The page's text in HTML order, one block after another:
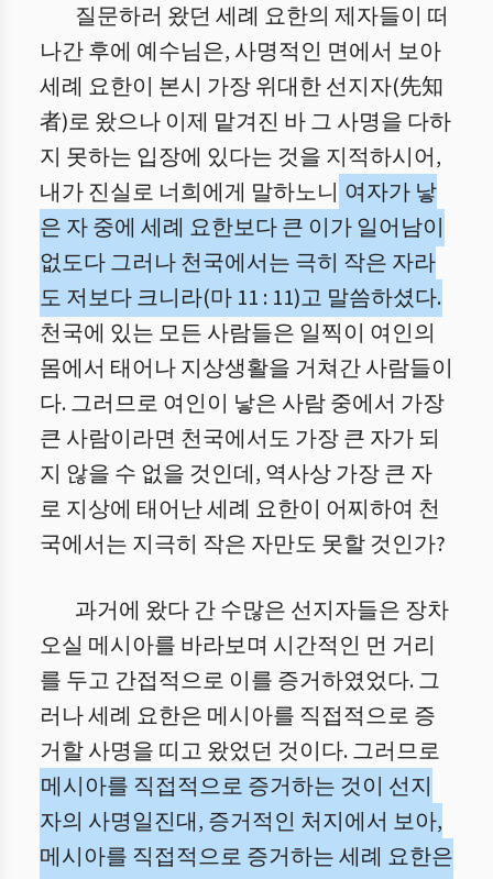
질문하러 왔던 세례 요한의 제자들이 떠
나간 후에 예수님은, 사명적인 면에서 보아
세례 요한이 본시 가장 위대한 선지자(先知
者)로 왔으나 이제 맡겨진 바 그 사명을 다하
지 못하는 입장에 있다는 것을 지적하시어,
내가 진실로 너희에게 말하노니 여자가 낳
은 자 중에 세례 요한보다 큰 이가 일어남이
없도다 그러나 천국에서는 극히 작은 자라
도 저보다 크니라(마 11 : 11)고 말씀하셨다.
천국에 있는 모든 사람들은 일찍이 여인의
몸에서 태어나 지상생활을 거쳐간 사람들이
다. 그러므로 여인이 낳은 사람 중에서 가장
큰 사람이라면 천국에서도 가장 큰 자가 되
지 않을 수 없을 것인데, 역사상 가장 큰 자
로 지상에 태어난 세례 요한이 어찌하여 천
국에서는 지극히 작은 자만도 못할 것인가?
과거에 왔다 간 수많은 선지자들은 장차
오실 메시아를 바라보며 시간적인 먼 거리
를 두고 간접적으로 이를 증거하였었다. 그
러나 세례 요한은 메시아를 직접적으로 증
거할 사명을 띠고 왔었던 것이다. 그러므로
메시아를 직접적으로 증거하는 것이 선지
자의 사명일진대, 증거적인 처지에서 보아,
메시아를 직접적으로 증거하는 세례 요한은